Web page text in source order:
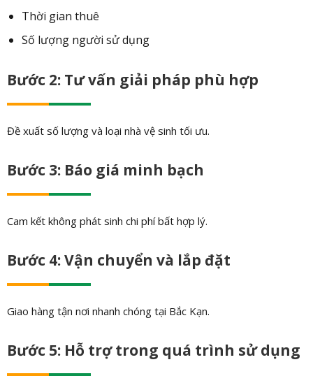
Thời gian thuê
Số lượng người sử dụng
Bước 2: Tư vấn giải pháp phù hợp
Đề xuất số lượng và loại nhà vệ sinh tối ưu.
Bước 3: Báo giá minh bạch
Cam kết không phát sinh chi phí bất hợp lý.
Bước 4: Vận chuyển và lắp đặt
Giao hàng tận nơi nhanh chóng tại Bắc Kạn.
Bước 5: Hỗ trợ trong quá trình sử dụng